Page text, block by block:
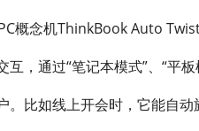
概念机ThinkBook Auto Twist
，通过“笔记本模式”、“平板
。比如线上开会时，它能自动